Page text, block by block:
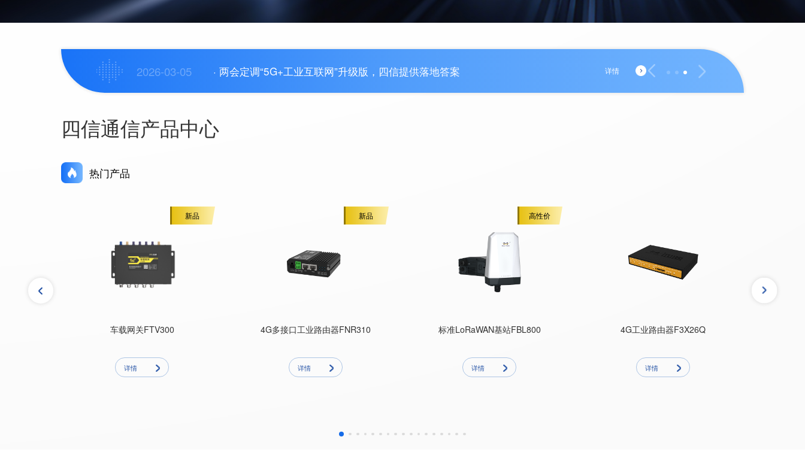
详情 2026-03-05 · 两会定调“5G+工业互联网”升级版，四信提供落地答案 详情 2026-07-09 · 五部门联合发
四信通信产品中心
热门产品
新品
车载网关FTV300
详情
新品
4G多接口工业路由器FNR310
详情
高性价
标准LoRaWAN基站FBL800
详情
4G工业路由器F3X26Q
详情